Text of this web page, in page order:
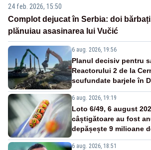
24 feb. 2026, 15:50
Complot dejucat în Serbia: doi
plănuiau asasinarea lui Vučić
6 aug. 2026, 19:56
Planul decisiv pentru
Reactorului 2 de la
scufundate barjele în
6 aug. 2026, 19:19
Loto 6/49, 6 august
câștigătoare au fost
depășește 9 milioane
6 aug. 2026, 18:51